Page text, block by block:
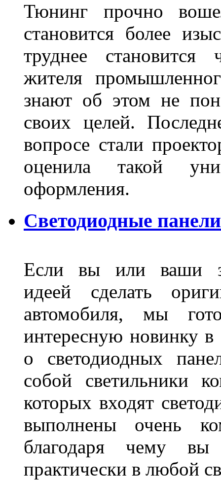
Тюнинг прочно
становится более
труднее становится
жителя
знают об этом не
своих целей.
вопросе стали
оценила такой
оформления.
Светодиодные
Если вы или ваши
идеей сделать
автомобиля, мы
интересную новинку в
о светодиодных
собой светильники
которых входят
выполнены очень
благодаря чему вы
практически в любой